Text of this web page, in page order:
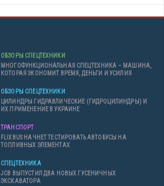
ОБЗОРЫ СПЕЦТЕХНИКИ
МНОГОФУНКЦИОНАЛЬНАЯ СПЕЦТЕХНИКА – МАШИНА,
КОТОРАЯ ЭКОНОМИТ ВРЕМЯ, ДЕНЬГИ И УСИЛИЯ
ОБЗОРЫ СПЕЦТЕХНИКИ
ЦИЛИНДРЫ ГИДРАВЛИЧЕСКИЕ (ГИДРОЦИЛИНДРЫ) И
ИХ ПРИМЕНЕНИЕ В УКРАИНЕ
ТРАНСПОРТ
FLIXBUS НАЧНЕТ ТЕСТИРОВАТЬ АВТОБУСЫ НА
ТОПЛИВНЫХ ЭЛЕМЕНТАХ
СПЕЦТЕХНИКА
JCB ВЫПУСТИЛ ДВА НОВЫХ ГУСЕНИЧНЫХ
ЭКСКАВАТОРА